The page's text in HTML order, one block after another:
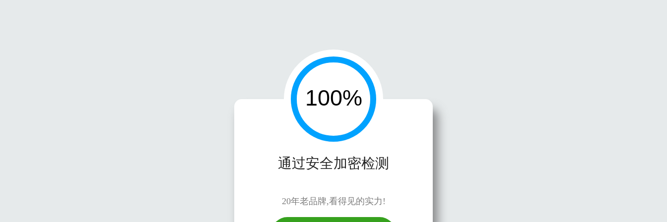
通过安全加密检测
20年老品牌,看得见的实力!